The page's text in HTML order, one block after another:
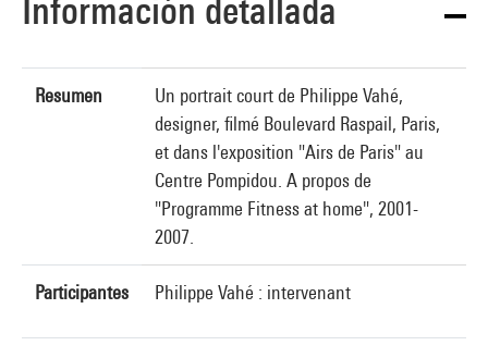
Información detallada
Resumen
Un portrait court de Philippe Vahé,
designer, filmé Boulevard Raspail, Paris,
et dans l'exposition "Airs de Paris" au
Centre Pompidou. A propos de
"Programme Fitness at home", 2001-
2007.
Participantes Philippe Vahé : intervenant